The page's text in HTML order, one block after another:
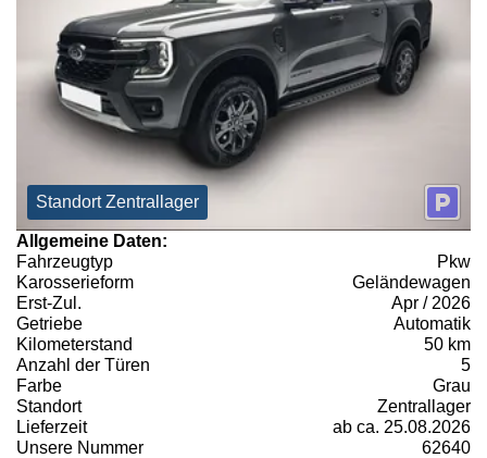
Standort Zentrallager
Allgemeine Daten:
Fahrzeugtyp
Pkw
Karosserieform
Geländewagen
Erst-Zul.
Apr / 2026
Getriebe
Automatik
Kilometerstand
50 km
Anzahl der Türen
5
Farbe
Grau
Standort
Zentrallager
Lieferzeit
ab ca. 25.08.2026
Unsere Nummer
62640